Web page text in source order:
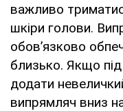
важливо
шкіри голови.
обов’язково
близько. Якщо
додати
випрямляч вниз